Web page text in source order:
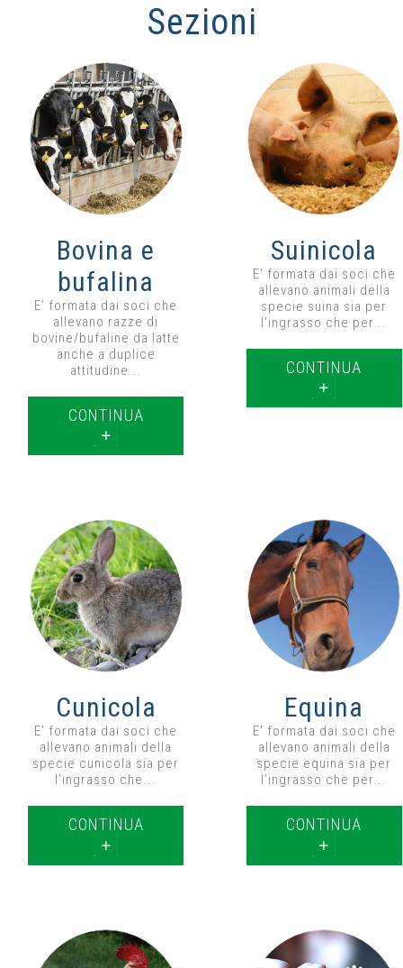
Sezioni
Bovina e
bufalina
E’ formata dai soci che
allevano razze di
bovine/bufaline da latte
anche a duplice
attitudine...
CONTINUA
Suinicola
E’ formata dai soci che
allevano animali della
specie suina sia per
l’ingrasso che per...
CONTINUA
Cunicola
E’ formata dai soci che
allevano animali della
specie cunicola sia per
l’ingrasso che...
CONTINUA
Equina
E’ formata dai soci che
allevano animali della
specie equina sia per
l’ingrasso che per...
CONTINUA